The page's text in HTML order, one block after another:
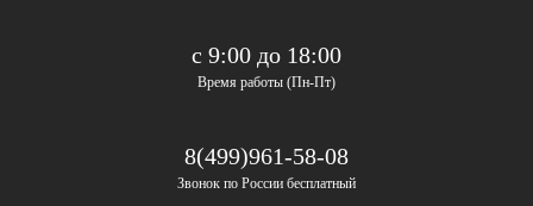
с 9:00 до 18:00
Время работы (Пн-Пт)
8(499)961-58-08
Звонок по России бесплатный